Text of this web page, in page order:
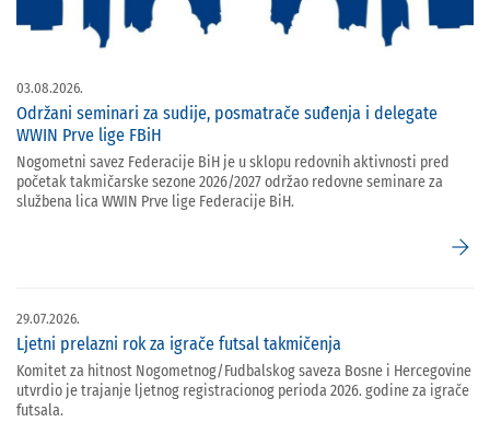
03.08.2026.
Održani seminari za sudije, posmatrače suđenja i delegate
WWIN Prve lige FBiH
Nogometni savez Federacije BiH je u sklopu redovnih aktivnosti pred
početak takmičarske sezone 2026/2027 održao redovne seminare za
službena lica WWIN Prve lige Federacije BiH.
arrow_forward
29.07.2026.
Ljetni prelazni rok za igrače futsal takmičenja
Komitet za hitnost Nogometnog/Fudbalskog saveza Bosne i Hercegovine
utvrdio je trajanje ljetnog registracionog perioda 2026. godine za igrače
futsala.